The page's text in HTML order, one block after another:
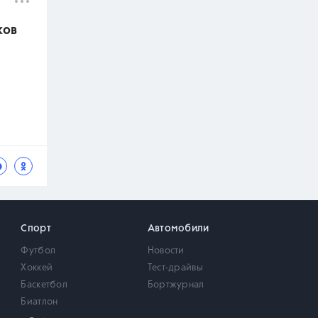
Спорт
Футбол
Хоккей
Баскетбол
Биатлон
Автомобили
Новости
Тест-драйвы
Бортжурнал